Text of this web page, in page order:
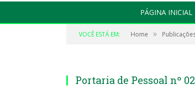
PÁGINA INICIAL
VOCÊ ESTÁ EM: Home »
Portaria de Pessoal nº